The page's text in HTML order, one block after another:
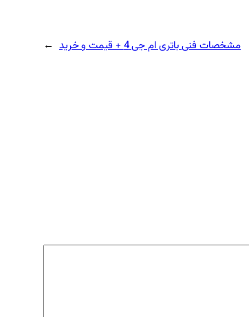
مشخصات فنی باتری ام جی 4 + قیمت و خرید →